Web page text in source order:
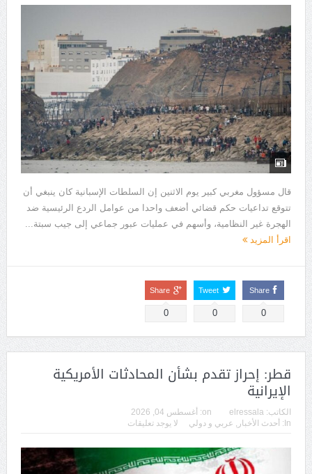
قال مسؤول مغربي كبير يوم الاثنين إن السلطات الإسبانية كان ينبغي أن
تتوقع تداعيات حكم قضائي أضعف واحدا من عوامل الردع الرئيسية ضد
الهجرة غير النظامية، وأسهم في عمليات عبور جماعي إلى جيب سبتة...
اقرأ المزيد
Share
0
Tweet
0
Share
0
قطر: إحراز تقدم بشأن المحادثات الأمريكية
الإيرانية
الكاتب: elressala
on:
أغسطس 04, 2026
In:
أحدث الأخبار , عربي و دولي لا يوجد تعليقات